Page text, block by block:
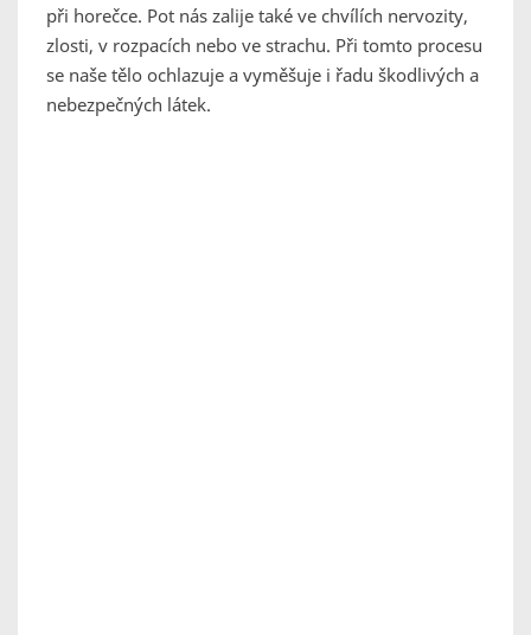
při horečce. Pot nás zalije také ve chvílích nervozity,
zlosti, v rozpacích nebo ve strachu. Při tomto procesu
se naše tělo ochlazuje a vyměšuje i řadu škodlivých a
nebezpečných látek.